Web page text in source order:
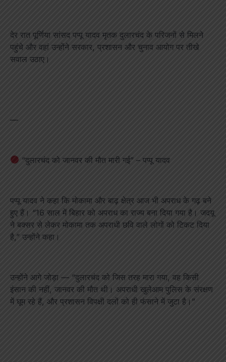
देर रात पूर्णिया सांसद पप्पू यादव मृतक दुलारचंद के परिजनों से मिलने
पहुंचे और वहां उन्होंने सरकार, प्रशासन और चुनाव आयोग पर तीखे
सवाल उठाए।
—
“दुलारचंद को जानवर की मौत मारी गई” – पप्पू यादव
पप्पू यादव ने कहा कि मोकामा और बाढ़ क्षेत्र आज भी अपराध के गढ़ बने
हुए हैं। “16 साल में बिहार को अपराध का राज्य बना दिया गया है। जदयू
ने बक्सर से लेकर मोकामा तक अपराधी छवि वाले लोगों को टिकट दिया
है,” उन्होंने कहा।
उन्होंने आगे जोड़ा — “दुलारचंद को जिस तरह मारा गया, वह किसी
इंसान की नहीं, जानवर की मौत थी। अपराधी खुलेआम पुलिस के संरक्षण
में घूम रहे हैं, और प्रशासन विपक्षी दलों को ही फंसाने में जुटा है।”